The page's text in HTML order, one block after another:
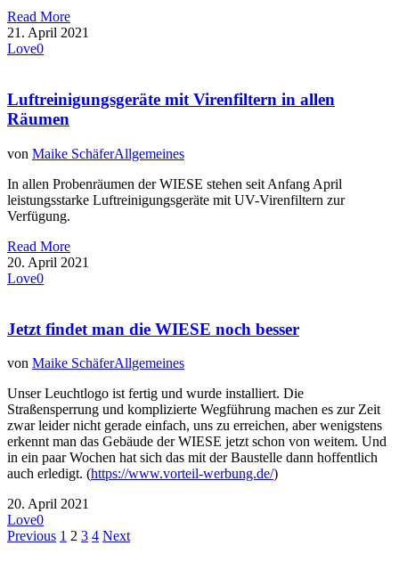
Read More
21. April 2021
Love0
Luftreinigungsgeräte mit Virenfiltern in allen
Räumen
von Maike SchäferAllgemeines
In allen Probenräumen der WIESE stehen seit Anfang April
leistungsstarke Luftreinigungsgeräte mit UV-Virenfiltern zur
Verfügung.
Read More
20. April 2021
Love0
Jetzt findet man die WIESE noch besser
von Maike SchäferAllgemeines
Unser Leuchtlogo ist fertig und wurde installiert. Die
Straßensperrung und komplizierte Wegführung machen es zur Zeit
zwar leider nicht gerade einfach, uns zu erreichen, aber wenigstens
erkennt man das Gebäude der WIESE jetzt schon von weitem. Und
in ein paar Wochen hat sich das mit der Baustelle dann hoffentlich
auch erledigt. (https://www.vorteil-werbung.de/)
20. April 2021
Love0
Previous 1 2 3 4 Next